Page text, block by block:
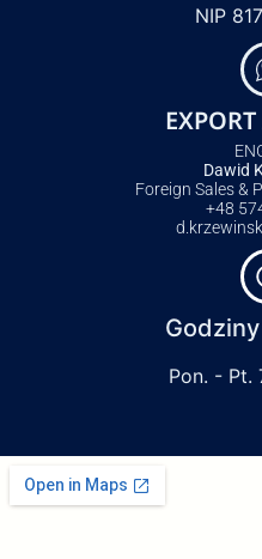
NIP
Dawid
Foreign Sales &
+48
Pon. - Pt.